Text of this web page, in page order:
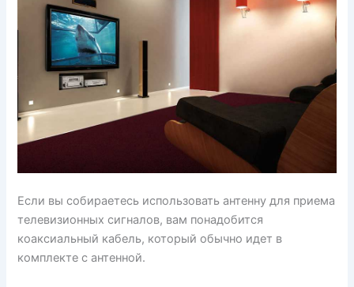
Если вы собираетесь использовать антенну для приема
телевизионных сигналов, вам понадобится
коаксиальный кабель, который обычно идет в
комплекте с антенной.